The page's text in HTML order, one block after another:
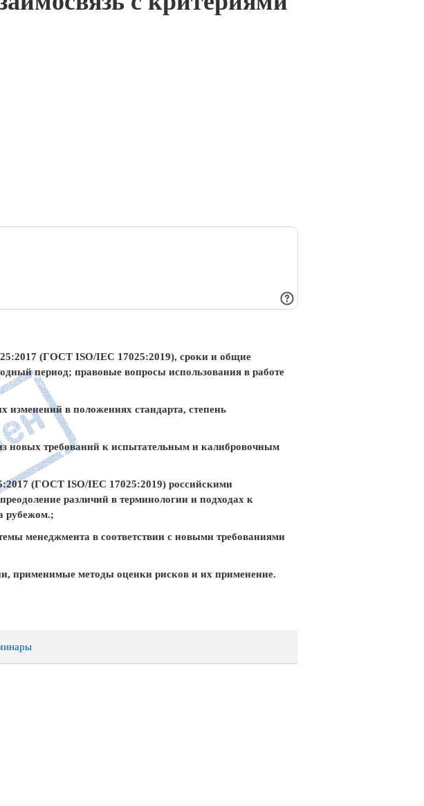
(ГОСТ ISO/IEC 17025:2019), сроки и общие
период; правовые вопросы использования в работе
в положениях стандарта, степень
новых требований к испытательным и калибровочным
(ГОСТ ISO/IEC 17025:2019) российскими
различий в терминологии и подходах к
рубежом.;
менеджмента в соответствии с новыми требованиями
применимые методы оценки рисков и их применение.